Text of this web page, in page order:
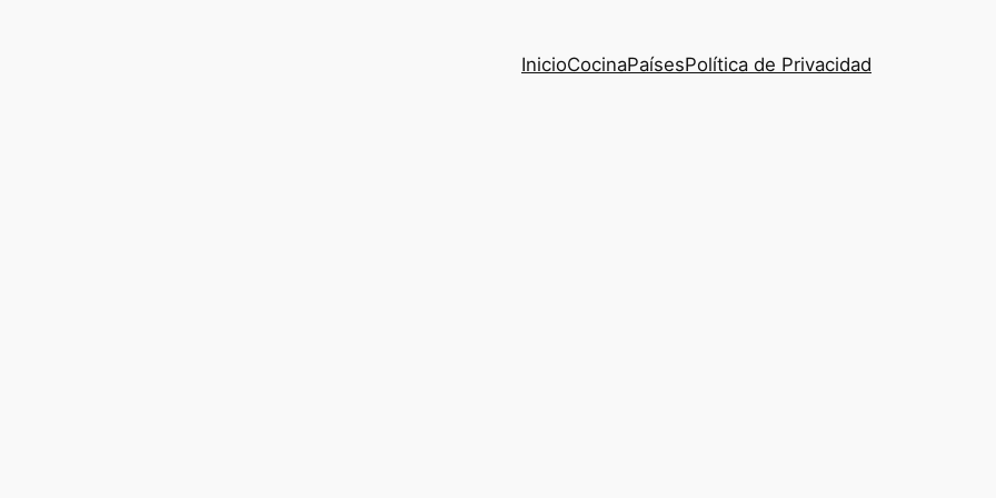
InicioCocinaPaísesPolítica de Privacidad